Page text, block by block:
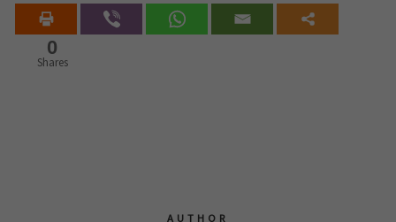
0
Shares
AUTHOR